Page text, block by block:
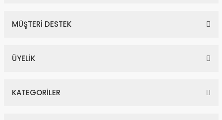
57.593,00 TL
MÜŞTERİ DESTEK
ÜYELİK
KATEGORİLER